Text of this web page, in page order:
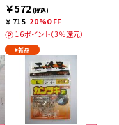
￥572(税込)
￥715 20%OFF
16ポイント（3％還元）
#新品